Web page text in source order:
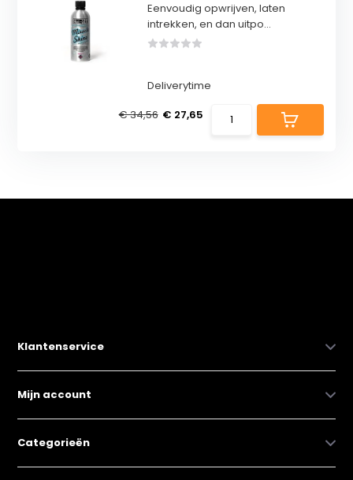
Eenvoudig opwrijven, laten
intrekken, en dan uitpo...
Deliverytime
€ 34,56 € 27,65
Klantenservice
Mijn account
Categorieën